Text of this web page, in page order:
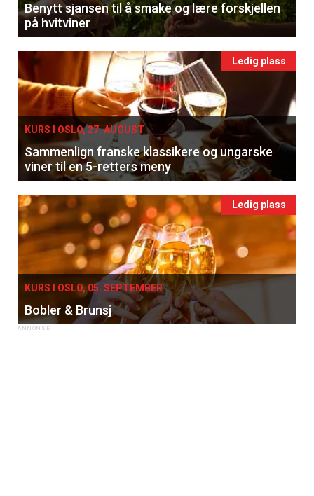
Benytt sjansen til å smake og lære forskjellen
på hvitviner
Ledig plass
KURS I OSLO, 27. AUGUST
Sammenlign franske klassikere og ungarske
viner til en 5-retters meny
Ledig plass
KURS I OSLO, 05. SEPTEMBER
Bobler & Brunsj